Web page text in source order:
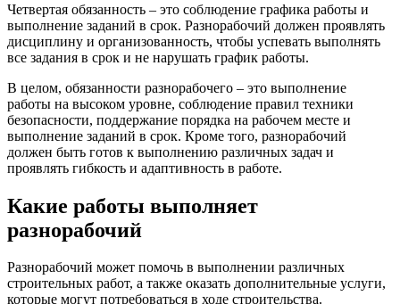
Четвертая обязанность – это соблюдение графика работы и
выполнение заданий в срок. Разнорабочий должен проявлять
дисциплину и организованность, чтобы успевать выполнять
все задания в срок и не нарушать график работы.
В целом, обязанности разнорабочего – это выполнение
работы на высоком уровне, соблюдение правил техники
безопасности, поддержание порядка на рабочем месте и
выполнение заданий в срок. Кроме того, разнорабочий
должен быть готов к выполнению различных задач и
проявлять гибкость и адаптивность в работе.
Какие работы выполняет
разнорабочий
Разнорабочий может помочь в выполнении различных
строительных работ, а также оказать дополнительные услуги,
которые могут потребоваться в ходе строительства.